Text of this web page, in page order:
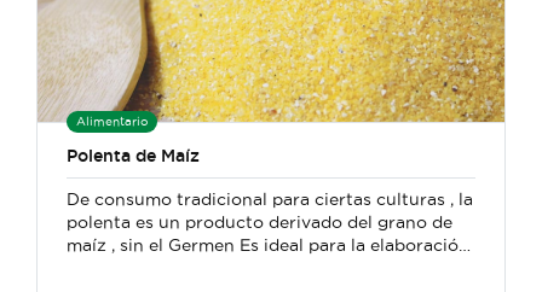
Alimentario
Polenta de Maíz
De consumo tradicional para ciertas culturas , la
polenta es un producto derivado del grano de
maíz , sin el Germen Es ideal para la elaboración